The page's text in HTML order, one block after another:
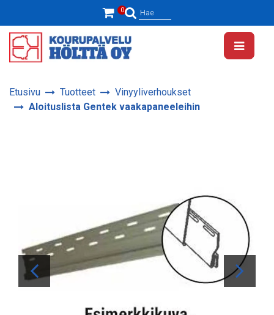
0
Hae
Etusivu Tuotteet
Vinyyliverhoukset
Aloituslista Gentek vaakapaneeleihin